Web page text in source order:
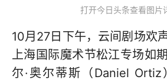
打开今日头条查看图片
10月27日下午，云间剧场欢
上海国际魔术节松江专场如
尔·奥尔蒂斯（Daniel